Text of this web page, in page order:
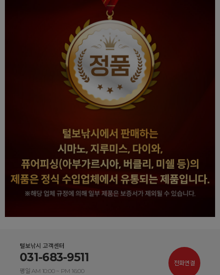
털보낚시 고객센터
031-683-9511
평일 AM 10:00 ~ PM 16:00
전화연결